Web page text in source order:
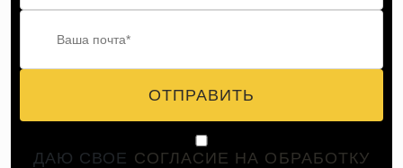
ОТПРАВИТЬ
ДАЮ СВОЕ СОГЛАСИЕ НА ОБРАБОТКУ